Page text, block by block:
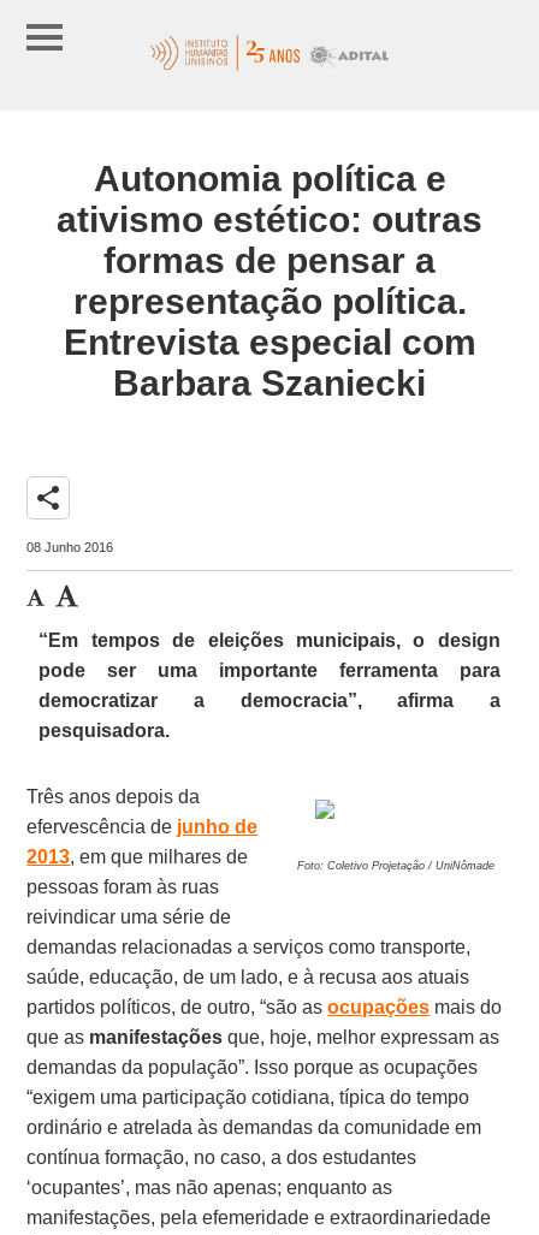
Autonomia política e
ativismo estético: outras
formas de pensar a
representação política.
Entrevista especial com
Barbara Szaniecki
share
08 Junho 2016
“Em tempos de eleições municipais, o design
pode ser uma importante ferramenta para
democratizar a democracia”, afirma a
pesquisadora.
Foto: Coletivo Projetação / UniNômade
Três anos depois da
efervescência de junho de
2013, em que milhares de
pessoas foram às ruas
reivindicar uma série de
demandas relacionadas a serviços como transporte,
saúde, educação, de um lado, e à recusa aos atuais
partidos políticos, de outro, “são asocupações mais do
que as manifestações que, hoje, melhor expressam as
demandas da população”. Isso porque as ocupações
“exigem uma participação cotidiana, típica do tempo
ordinário e atrelada às demandas da comunidade em
contínua formação, no caso, a dos estudantes
‘ocupantes’, mas não apenas; enquanto as
manifestações, pela efemeridade e extraordinariedade